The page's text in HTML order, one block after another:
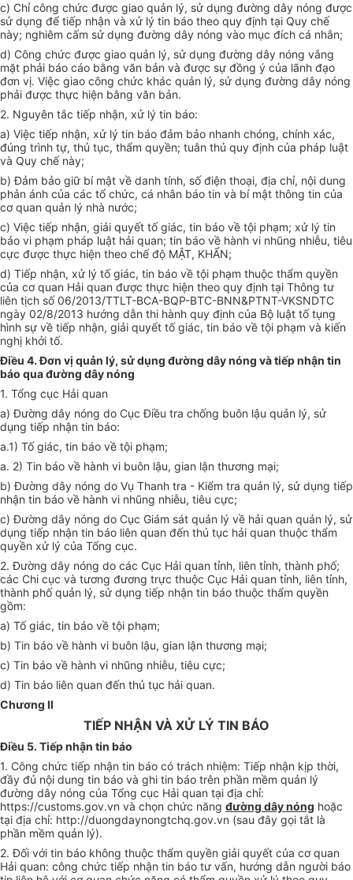
c) Chỉ công chức được giao quản lý, sử dụng đường dây nóng được
sử dụng để tiếp nhận và xử lý tin báo theo quy định tại Quy chế
này; nghiêm cấm sử dụng đường dây nóng vào mục đích cá nhân;
d) Công chức được giao quản lý, sử dụng đường dây nóng vắng
mặt phải báo cáo bằng văn bản và được sự đồng ý của lãnh đạo
đơn vị. Việc giao công chức khác quản lý, sử dụng đường dây nóng
phải được thực hiện bằng văn bản.
2. Nguyên tắc tiếp nhận, xử lý tin báo:
a) Việc tiếp nhận, xử lý tin báo đảm bảo nhanh chóng, chính xác,
đúng trình tự, thủ tục, thẩm quyền; tuân thủ quy định của pháp luật
và Quy chế này;
b) Đảm bảo giữ bí mật về danh tính, số điện thoại, địa chỉ, nội dung
phản ánh của các tổ chức, cá nhân báo tin và bí mật thông tin của
cơ quan quản lý nhà nước;
c) Việc tiếp nhận, giải quyết tố giác, tin báo về tội phạm; xử lý tin
báo vi phạm pháp luật hải quan; tin báo về hành vi nhũng nhiễu, tiêu
cực được thực hiện theo chế độ MẬT, KHẨN;
d) Tiếp nhận, xử lý tố giác, tin báo về tội phạm thuộc thẩm quyền
của cơ quan Hải quan được thực hiện theo quy định tại Thông tư
liên tịch số06/2013/TTLT-BCA-BQP-BTC-BNN&PTNT-VKSNDTC
ngày 02/8/2013 hướng dẫn thi hành quy định của Bộ luật tố tụng
hình sự về tiếp nhận, giải quyết tố giác, tin báo về tội phạm và kiến
nghị khởi tố.
Điều 4. Đơn vị quản lý, sử dụng đường dây nóng và tiếp nhận tin
báo qua đường dây nóng
1. Tổng cục Hải quan
a) Đường dây nóng do Cục Điều tra chống buôn lậu quản lý, sử
dụng tiếp nhận tin báo:
a.1) Tố giác, tin báo về tội phạm;
a. 2) Tin báo về hành vi buôn lậu, gian lận thương mại;
b) Đường dây nóng do Vụ Thanh tra - Kiểm tra quản lý, sử dụng tiếp
nhận tin báo về hành vi nhũng nhiễu, tiêu cực;
c) Đường dây nóng do Cục Giám sát quản lý về hải quan quản lý, sử
dụng tiếp nhận tin báo liên quan đến thủ tục hải quan thuộc thẩm
quyền xử lý của Tổng cục.
2. Đường dây nóng do các Cục Hải quan tỉnh, liên tỉnh, thành phố;
các Chi cục và tương đương trực thuộc Cục Hải quan tỉnh, liên tỉnh,
thành phố quản lý, sử dụng tiếp nhận tin báo thuộc thẩm quyền
gồm:
a) Tố giác, tin báo về tội phạm;
b) Tin báo về hành vi buôn lậu, gian lận thương mại;
c) Tin báo về hành vi nhũng nhiễu, tiêu cực;
d) Tin báo liên quan đến thủ tục hải quan.
Chương II
TIẾP NHẬN VÀ XỬ LÝ TIN BÁO
Điều 5. Tiếp nhận tin báo
1. Công chức tiếp nhận tin báo có trách nhiệm: Tiếp nhận kịp thời,
đầy đủ nội dung tin báo và ghi tin báo trên phần mềm quản lý
đường dây nóng của Tổng cục Hải quan tại địa chỉ:
https://customs.gov.vn và chọn chức năng đường dây nóng hoặc
tại địa chỉ: http://duongdaynongtchq.gov.vn (sau đây gọi tắt là
phần mềm quản lý).
2. Đối với tin báo không thuộc thẩm quyền giải quyết của cơ quan
Hải quan: công chức tiếp nhận tin báo tư vấn, hướng dẫn người báo